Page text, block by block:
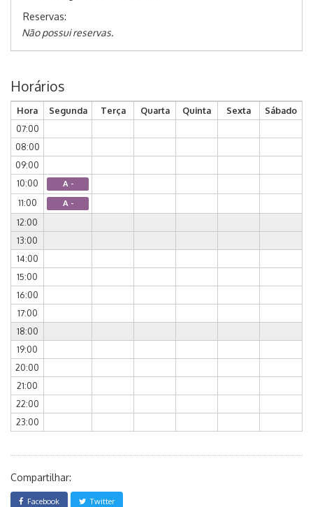
Reservas:
Não possui reservas.
Horários
Hora Segunda Terça Quarta Quinta Sexta
Sábado
07:00
08:00
09:00
10:00
A -
11:00 A -
12:00
13:00
14:00
15:00
16:00
17:00
18:00
19:00
20:00
21:00
22:00
23:00
Compartilhar:
Facebook Twitter